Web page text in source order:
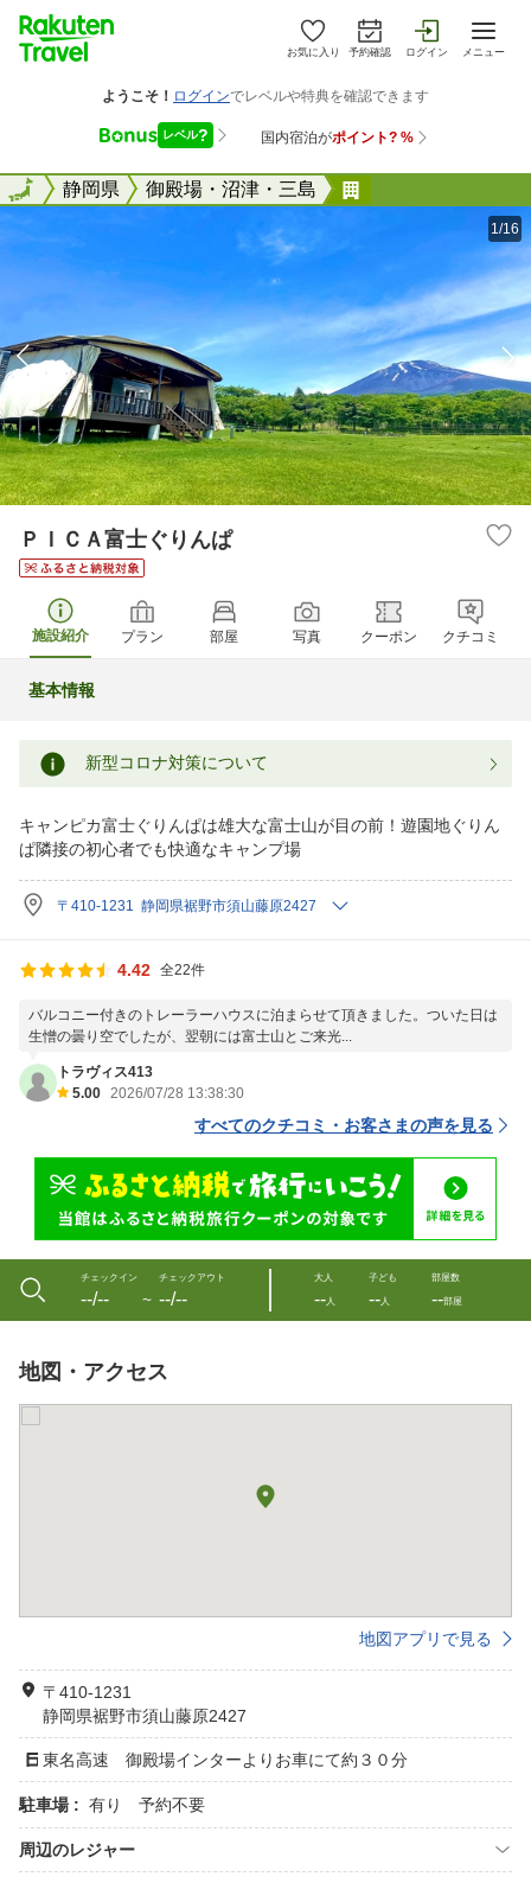
お気に入り 予約確認 ログイン メニュー
全国静岡県 御殿場・沼津・三島
全国
1/16
ＰＩＣＡ富士ぐりんぱ
施設紹介 プラン 部屋 写真 クーポン クチコミ
基本情報
新型コロナ対策について
キャンピカ富士ぐりんぱは雄大な富士山が目の前！遊園地ぐりん
ぱ隣接の初心者でも快適なキャンプ場
〒410-1231 静岡県裾野市須山藤原2427
4.42 全22件
バルコニー付きのトレーラーハウスに泊まらせて頂きました。ついた日は
生憎の曇り空でしたが、翌朝には富士山とご来光...
トラヴィス413
5.00 2026/07/28 13:38:30
すべてのクチコミ・お客さまの声を見る
チェックイン
--/-- 〜
チェックアウト
--/--
大人
--人
子ども
--人
部屋数
--部屋
地図・アクセス
地図アプリで見る
〒410-1231
静岡県裾野市須山藤原2427
東名高速 御殿場インターよりお車にて約３０分
駐車場 : 有り 予約不要
周辺のレジャー